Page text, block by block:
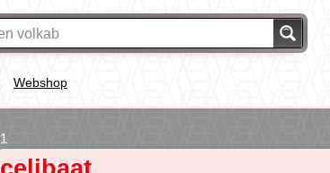
Webshop